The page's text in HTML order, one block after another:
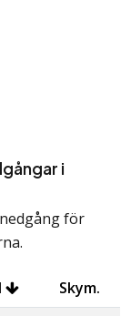
i
för
Skym.